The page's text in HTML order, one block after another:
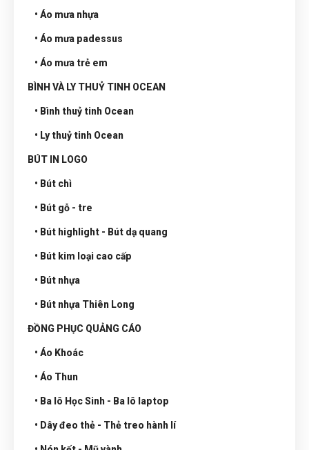
• Áo mưa nhựa
• Áo mưa padessus
• Áo mưa trẻ em
BÌNH VÀ LY THUỶ TINH OCEAN
• Bình thuỷ tinh Ocean
• Ly thuỷ tinh Ocean
BÚT IN LOGO
• Bút chì
• Bút gỗ - tre
• Bút highlight - Bút dạ quang
• Bút kim loại cao cấp
• Bút nhựa
• Bút nhựa Thiên Long
ĐỒNG PHỤC QUẢNG CÁO
• Áo Khoác
• Áo Thun
• Ba lô Học Sinh - Ba lô laptop
• Dây đeo thẻ - Thẻ treo hành lí